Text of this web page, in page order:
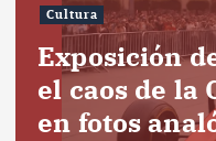
Cultura
Exposición
el caos de la
en fotos